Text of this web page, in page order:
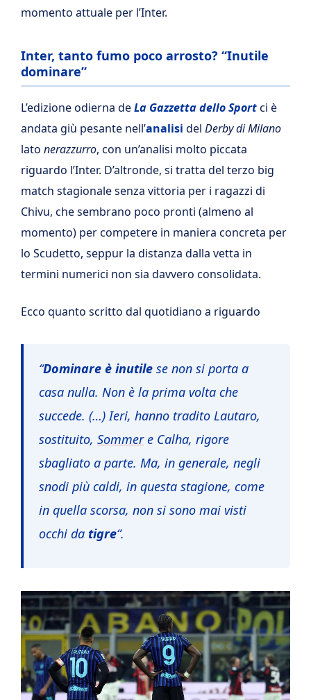
momento attuale per l’Inter.
Inter, tanto fumo poco arrosto? “Inutile
dominare”
L’edizione odierna deLa Gazzetta dello Sportci è
andata giù pesante nell’analisi del Derby di Milano
lato nerazzurro, con un’analisi molto piccata
riguardo l’Inter. D’altronde, si tratta del terzo big
match stagionale senza vittoria per i ragazzi di
Chivu, che sembrano poco pronti (almeno al
momento) per competere in maniera concreta per
lo Scudetto, seppur la distanza dalla vetta in
termini numerici non sia davvero consolidata.
Ecco quanto scritto dal quotidiano a riguardo
“Dominare è inutile se non si porta a
casa nulla. Non è la prima volta che
succede. (…) Ieri, hanno tradito Lautaro,
sostituito, Sommere Calha, rigore
sbagliato a parte. Ma, in generale, negli
snodi più caldi, in questa stagione, come
in quella scorsa, non si sono mai visti
occhi da tigre“.